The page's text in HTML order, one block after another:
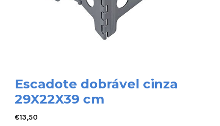
Escadote dobrável cinza
29X22X39 cm
€13,50